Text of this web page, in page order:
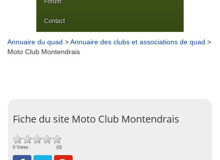
Forum
Contact
Annuaire du quad >Annuaire des clubs et associations de quad >
Moto Club Montendrais
Fiche du site Moto Club Montendrais
0 Votes (0)